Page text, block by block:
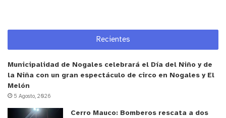
“En todos los predios que hemos visitado en la
región de Valparaíso, encontramos una gran
parasitoides, depredadores y entre estos los
arácnidos. Los agricultores deben conocer y
valorar estos aliados naturales, ya que pueden ser
clave en la sustentabilidad de sus cultivos”, señaló
Recientes
Municipalidad de Nogales celebrará el Día del Niño y de
la Niña con un gran espectáculo de circo en Nogales y El
Melón
5 Agosto, 2026
Cerro Mauco: Bomberos rescata a dos